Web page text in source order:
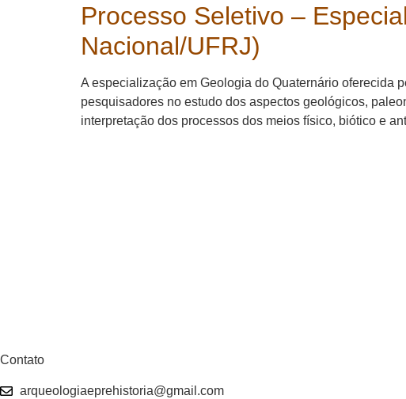
Processo Seletivo –
Nacional/UFRJ)
A especialização em Geologia do Quaternário oferecida
pesquisadores no estudo dos aspectos geológicos,
interpretação dos processos dos meios físico, biótico e
Contato
arqueologiaeprehistoria@gmail.com